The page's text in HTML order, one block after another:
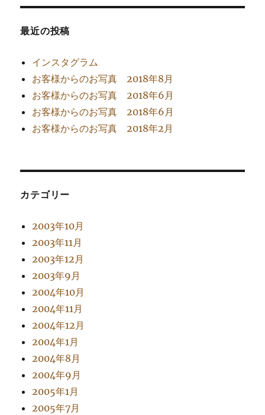
最近の投稿
インスタグラム
お客様からのお写真 2018年8月
お客様からのお写真 2018年6月
お客様からのお写真 2018年6月
お客様からのお写真 2018年2月
カテゴリー
2003年10月
2003年11月
2003年12月
2003年9月
2004年10月
2004年11月
2004年12月
2004年1月
2004年8月
2004年9月
2005年1月
2005年7月